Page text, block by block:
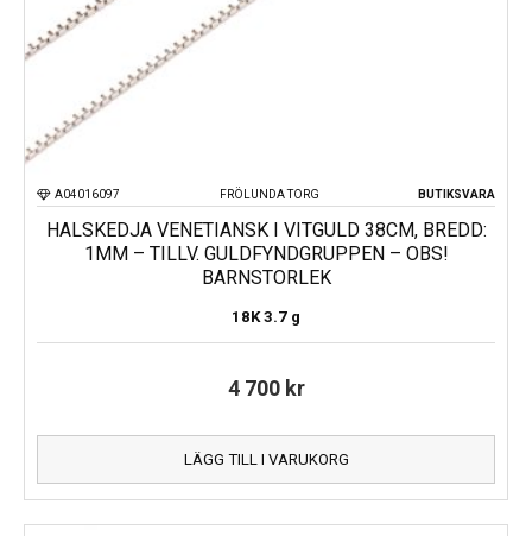
FRÖLUNDA TORG
A04016097 BUTIKSVARA
HALSKEDJA VENETIANSK I VITGULD 38CM, BREDD:
1MM – TILLV. GULDFYNDGRUPPEN – OBS!
BARNSTORLEK
18K 3.7 g
4 700 kr
LÄGG TILL I VARUKORG